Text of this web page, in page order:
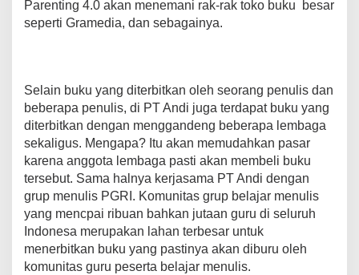
Parenting 4.0 akan menemani rak-rak toko buku besar
seperti Gramedia, dan sebagainya.
Selain buku yang diterbitkan oleh seorang penulis dan
beberapa penulis, di PT Andi juga terdapat buku yang
diterbitkan dengan menggandeng beberapa lembaga
sekaligus. Mengapa? Itu akan memudahkan pasar
karena anggota lembaga pasti akan membeli buku
tersebut. Sama halnya kerjasama PT Andi dengan
grup menulis PGRI. Komunitas grup belajar menulis
yang mencpai ribuan bahkan jutaan guru di seluruh
Indonesa merupakan lahan terbesar untuk
menerbitkan buku yang pastinya akan diburu oleh
komunitas guru peserta belajar menulis.